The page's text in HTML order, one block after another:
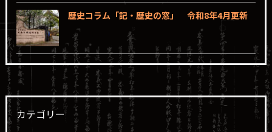
歴史コラム「記・歴史の窓」 令和8年4月更新
カテゴリー